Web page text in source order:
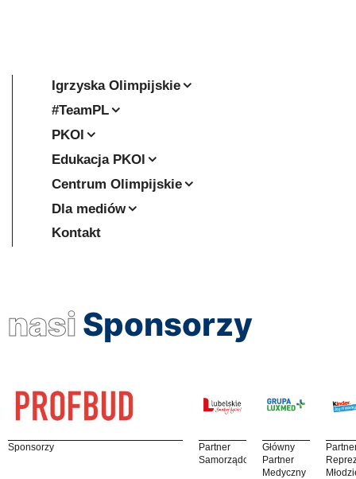
Igrzyska Olimpijskie
#TeamPL
PKOl
Edukacja PKOl
Centrum Olimpijskie
Dla mediów
Kontakt
nasi Sponsorzy
Sponsorzy
Partner
Samorządowy
Główny
Partner
Medyczny